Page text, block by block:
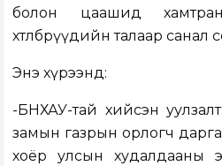
болон цаашид хамтран
хөтөлбөрүүдийн талаар санал
Энэ хүрээнд:
-БНХАУ-тай хийсэн
замын газрын орлогч
хоёр улсын худалдааны